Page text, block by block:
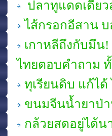
ปลาทูแดดเดีย
ไส้กรอกอีสาน
เกาหลีถึงกับมึน!
ไทยตอบคำถาม ทั้
ทุเรียนดิบ แก้ได้
ขนมจีนน้ำยาป่า
กล้วยสดอยู่ได้น